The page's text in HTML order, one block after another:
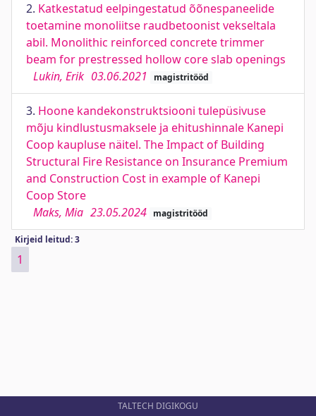
2. Katkestatud eelpingestatud õõnespaneelide
toetamine monoliitse raudbetoonist vekseltala
abil. Monolithic reinforced concrete trimmer
beam for prestressed hollow core slab openings
Lukin, Erik 03.06.2021 magistritööd
3. Hoone kandekonstruktsiooni tulepüsivuse
mõju kindlustusmaksele ja ehitushinnale Kanepi
Coop kaupluse näitel. The Impact of Building
Structural Fire Resistance on Insurance Premium
and Construction Cost in example of Kanepi
Coop Store
Maks, Mia 23.05.2024 magistritööd
Kirjeid leitud: 3
1
TALTECH DIGIKOGU